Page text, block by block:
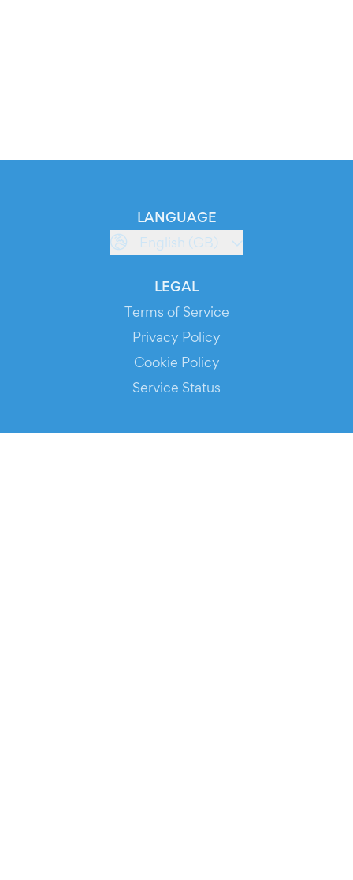
LANGUAGE
English (GB)
LEGAL
Terms of Service
Privacy Policy
Cookie Policy
Service Status
DOWNLOAD THE APP!